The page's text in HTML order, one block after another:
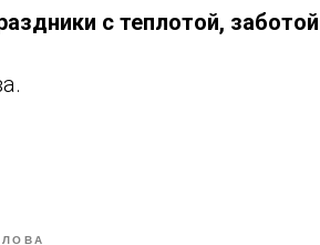
с теплотой,